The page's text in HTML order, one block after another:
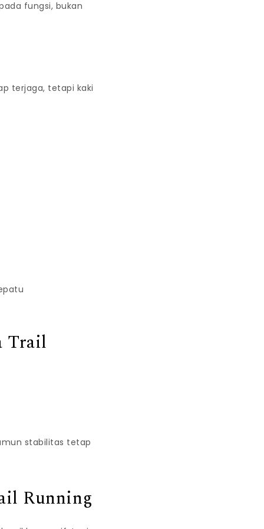
fungsi, bukan
terjaga, tetapi kaki
Trail
stabilitas tetap
Running